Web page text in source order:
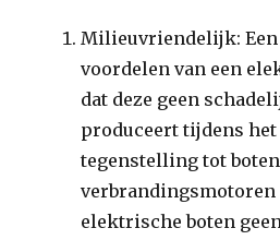
Milieuvriendelijk: Een
voordelen van een
dat deze geen
produceert tijdens
tegenstelling tot
verbrandingsmotoren
elektrische boten